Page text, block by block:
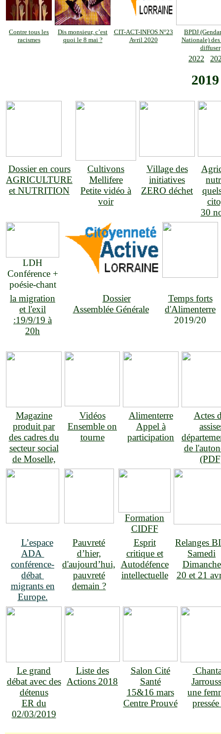
Contre tous les
racismes
Dis monsieur, c’est
quoi le 8 mai ?
CIT-ACT-INFOS N°23
Avril 2020
BPDJ
Nationale)
diffuser
2022
Dossier en cours
AGRICULTURE
et NUTRITION
Cultivons
Mellifere
Petite vidéo à
voir
Village des
initiatives
ZERO déchet
30
LDH
Conférence +
poésie-chant
la migration
et l'exil
:19/9/19 à
20h
Dossier
Assemblée Générale
Temps forts
d'Alimenterre
2019/20
Magazine
produit par
des cadres du
secteur social
de Moselle,
Vidéos
Ensemble on
tourne
Alimenterre
Appel à
participation
Actes
de
Formation
CIDFF
L’espace
ADA
conférence-
débat
migrants en
Europe.
Pauvreté
d’hier,
d'aujourd’hui,
pauvreté
demain ?
Esprit
critique et
Autodéfence
intellectuelle
Relanges
Samedi
Dimanche
20 et 21
Le grand
débat avec des
détenus
ER du
02/03/2019
Liste des
Actions 2018
Salon Cité
Santé
15&16 mars
Centre Prouvé
une